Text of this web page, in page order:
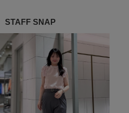
STAFF SNAP